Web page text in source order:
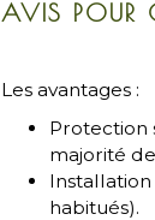
AVIS POUR
Les avantages :
Protection
majorité
habitués).